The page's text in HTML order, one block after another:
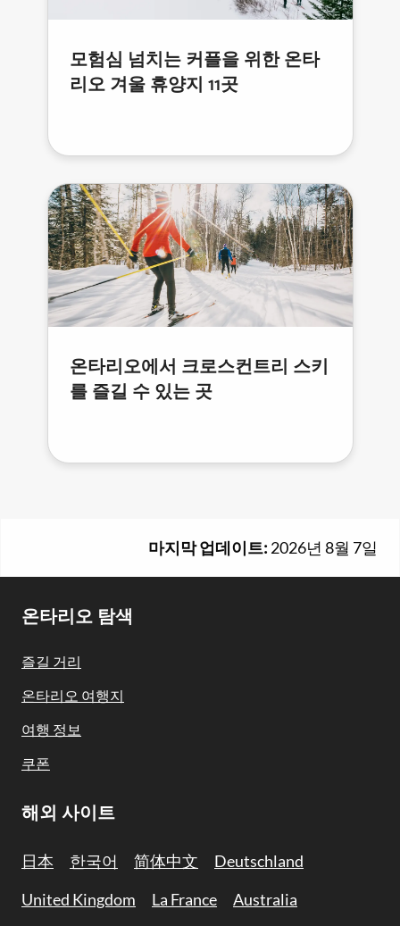
모험심 넘치는 커플을 위한 온타
리오 겨울 휴양지 11곳
온타리오에서 크로스컨트리 스키
를 즐길 수 있는 곳
마지막 업데이트: 2026년 8월 7일
Footer
Navigation
온타리오 탐색
즐길 거리
온타리오 여행지
여행 정보
쿠폰
해외 사이트
日本 한국어 简体中文
Deutschland
United Kingdom
La France Australia